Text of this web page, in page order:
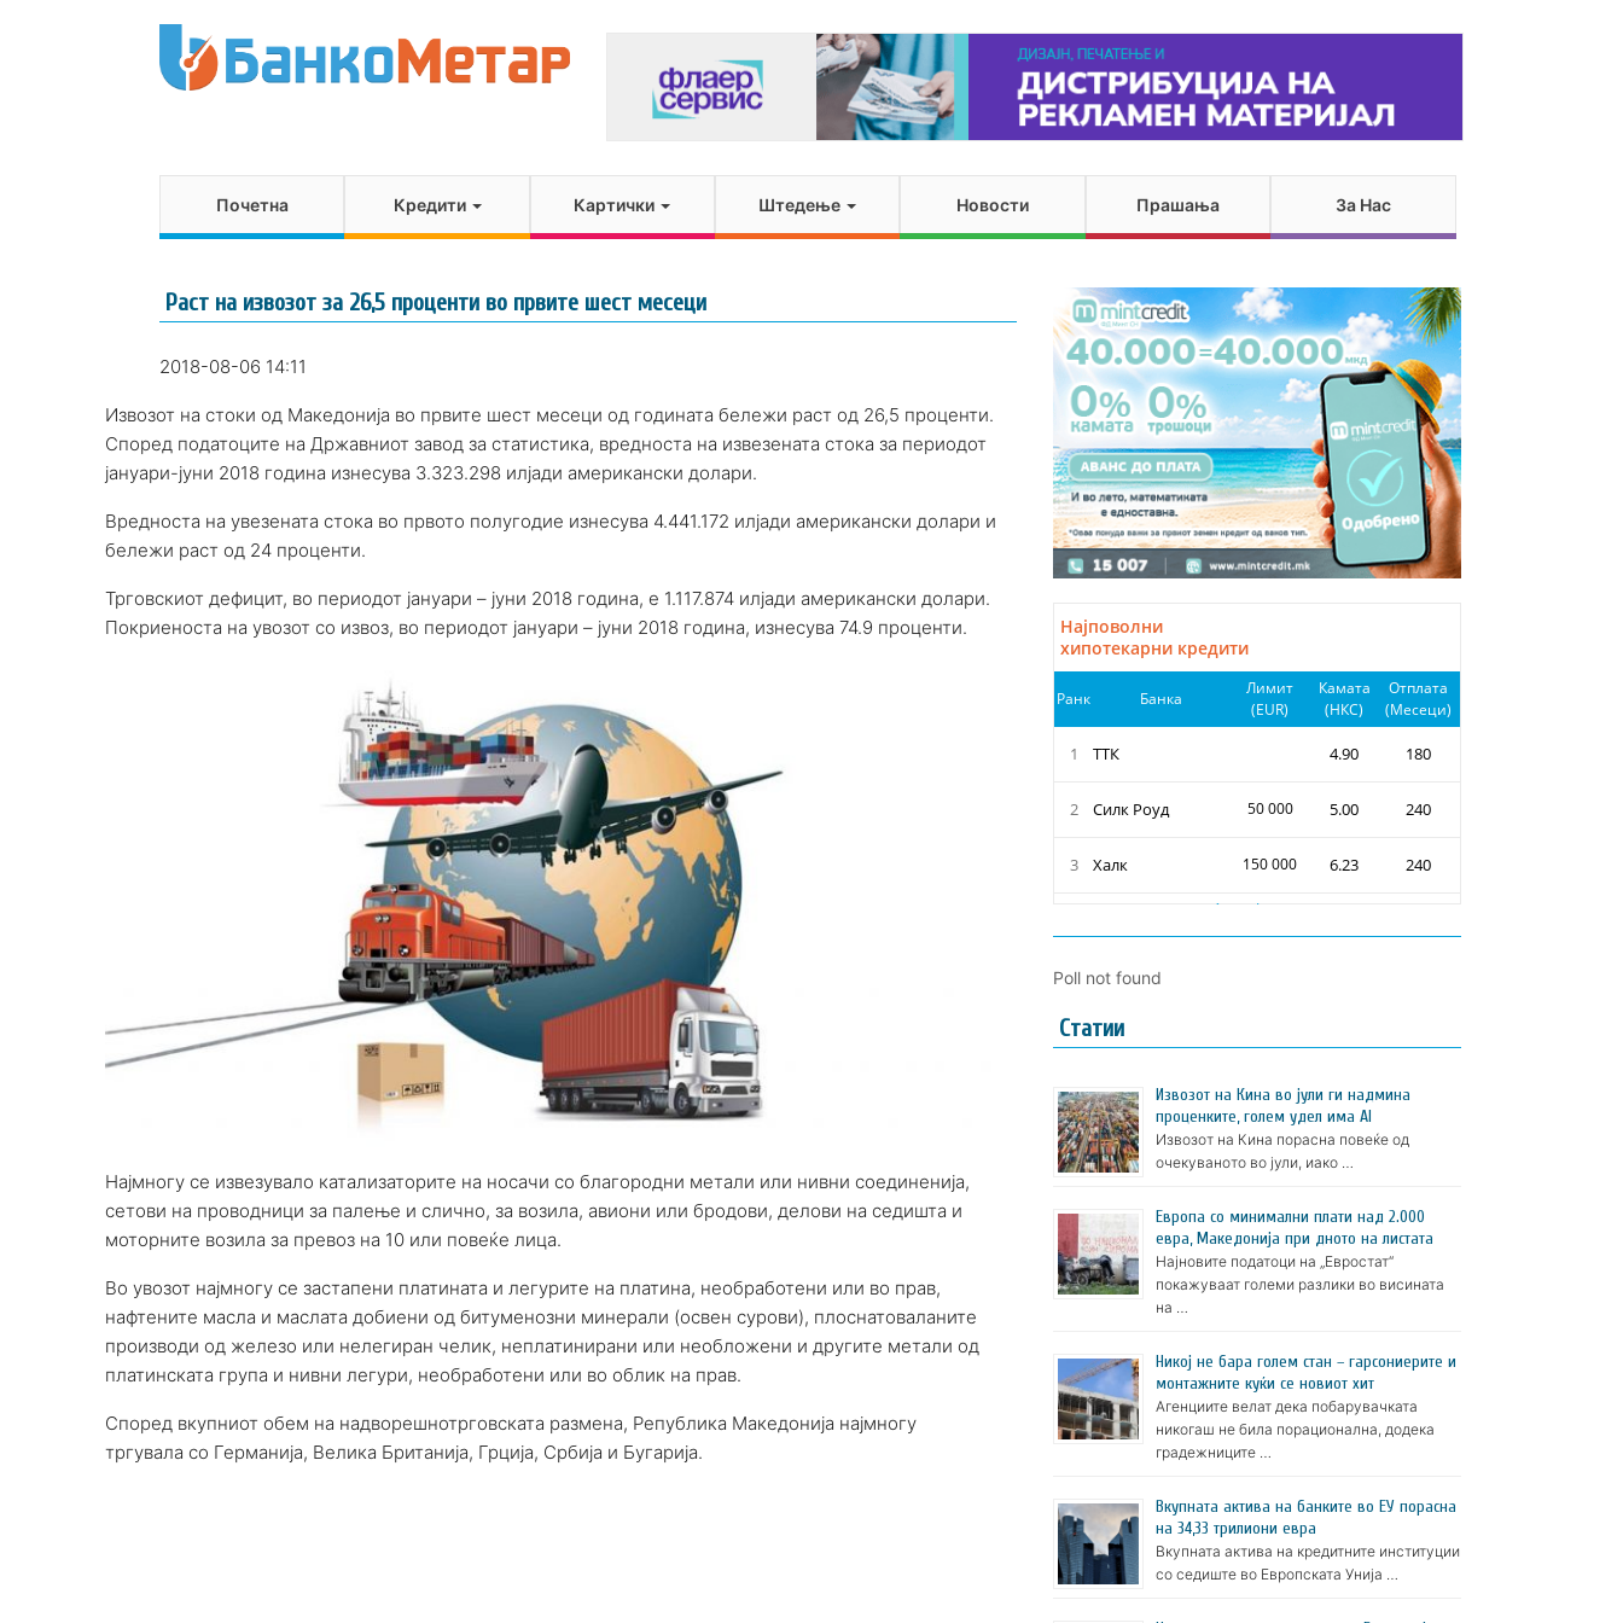
Почетна Кредити Картички Штедење Новости Прашања За Нас
Раст на извозот за 26,5 проценти во првите шест месеци
2018-08-06 14:11
Извозот на стоки од Македонија во првите шест месеци од годината бележи раст од 26,5 проценти.
Според податоците на Државниот завод за статистика, вредноста на извезената стока за периодот
јануари-јуни 2018 година изнесува 3.323.298 илјади американски долари.
Вредноста на увезената стока во првото полугодие изнесува 4.441.172 илјади американски долари и
бележи раст од 24 проценти.
Трговскиот дефицит, во периодот јануари – јуни 2018 година, е 1.117.874 илјади американски долари.
Покриеноста на увозот со извоз, во периодот јануари – јуни 2018 година, изнесува 74.9 проценти.
Најмногу се извезувало катализаторите на носачи со благородни метали или нивни соединенија,
сетови на проводници за палење и слично, за возила, авиони или бродови, делови на седишта и
моторните возила за превоз на 10 или повеќе лица.
Во увозот најмногу се застапени платината и легурите на платина, необработени или во прав,
нафтените масла и маслата добиени од битуменозни минерали (освен сурови), плоснатоваланите
производи од железо или нелегиран челик, неплатинирани или необложени и другите метали од
платинската група и нивни легури, необработени или во облик на прав.
Според вкупниот обем на надворешнотрговската размена, Република Македонија најмногу
тргувала со Германија, Велика Британија, Грција, Србија и Бугарија.
Poll not found
Статии
Извозот на Кина во јули ги надмина
проценките, голем удел има AI
Извозот на Кина порасна повеќе од
очекуваното во јули, иако …
Европа со минимални плати над 2.000
евра, Македонија при дното на листата
Најновите податоци на „Евростат“
покажуваат големи разлики во висината
на …
Никој не бара голем стан – гарсониерите и
монтажните куќи се новиот хит
Агенциите велат дека побарувачката
никогаш не била порационална, додека
градежниците …
Вкупната актива на банките во ЕУ порасна
на 34,33 трилиони евра
Вкупната актива на кредитните институции
со седиште во Европската Унија …